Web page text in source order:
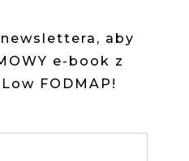
aby
e-book z
FODMAP!